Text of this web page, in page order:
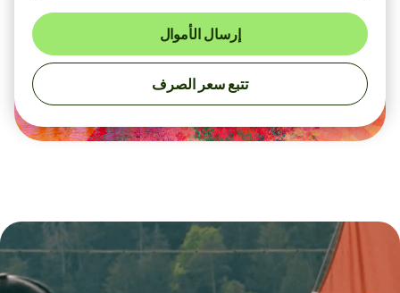
إرسال الأموال
تتبع سعر الصرف